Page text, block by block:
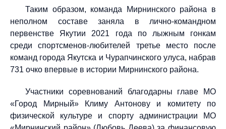
Таким образом, команда Мирнинского района в
неполном составе заняла в лично-командном
первенстве Якутии 2021 года по лыжным гонкам
среди спортсменов-любителей третье место после
команд города Якутска и Чурапчинского улуса, набрав
731 очко впервые в истории Мирнинского района.
Участники соревнований благодарны главе МО
«Город Мирный» Климу Антонову и комитету по
физической культуре и спорту администрации МО